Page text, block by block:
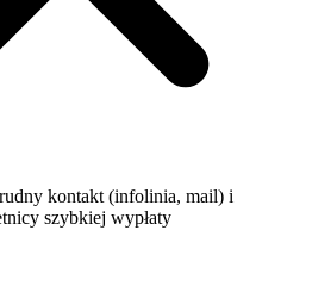
kontakt (infolinia, mail) i
szybkiej wypłaty